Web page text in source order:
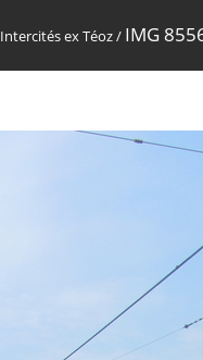
Intercités ex Téoz/ IMG